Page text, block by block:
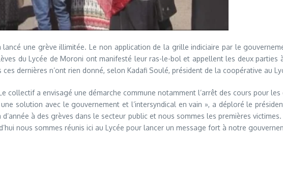
une grève illimitée. Le non application de la grille indiciaire par le
du Lycée de Moroni ont manifesté leur ras-le-bol et appellent les deux parties
dernières n’ont rien donné, selon Kadafi Soulé, président de la coopérative au
collectif a envisagé une démarche commune notamment l’arrêt des cours pour
solution avec le gouvernement et l’intersyndical en vain », a déploré le
à des grèves dans le secteur public et nous sommes les premières
nous sommes réunis ici au Lycée pour lancer un message fort à notre